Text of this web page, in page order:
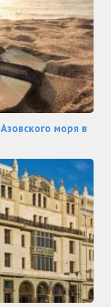
моря в